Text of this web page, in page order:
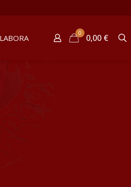
0 0,00 €